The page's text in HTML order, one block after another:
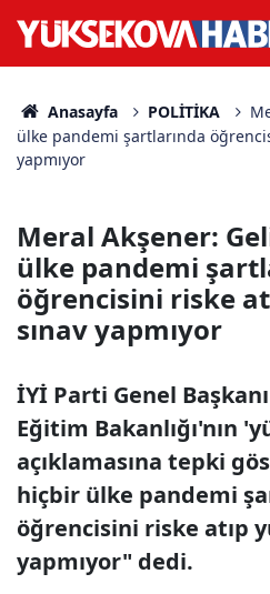
Anasayfa POLİTİKA
ülke pandemi şartlarında
yapmıyor
Meral Akşener:
ülke pandemi
öğrencisini riske
sınav yapmıyor
İYİ Parti Genel
Eğitim Bakanlığı'nın
açıklamasına tepki
hiçbir ülke pandemi
öğrencisini riske atıp
yapmıyor" dedi.